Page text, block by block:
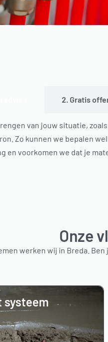
2. Gratis
van jouw situatie,
Zo kunnen we bepalen
en voorkomen we dat je
Onze
werken wij in Breda.
systeem